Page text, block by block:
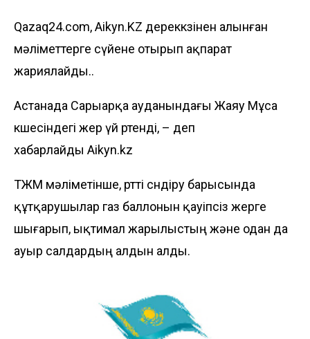
Qazaq24.com, Aikyn.KZ дереккөзінен алынған
мәліметтерге сүйене отырып ақпарат
жариялайды..
Астанада Сарыарқа ауданындағы Жаяу Мұса
көшесіндегі жер үй өртенді, – деп
хабарлайды Aikyn.kz
ТЖМ мәліметінше, өртті сөндіру барысында
құтқарушылар газ баллонын қауіпсіз жерге
шығарып, ықтимал жарылыстың және одан да
ауыр салдардың алдын алды.